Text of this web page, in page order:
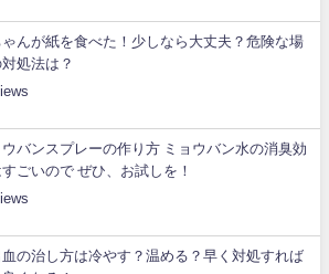
んが紙を食べた！少しなら大丈夫？危険な場
処法は？
ウバンスプレーの作り方 ミョウバン水の消臭効
ごいので ぜひ、お試しを！
血の治し方は冷やす？温める？早く対処すれば